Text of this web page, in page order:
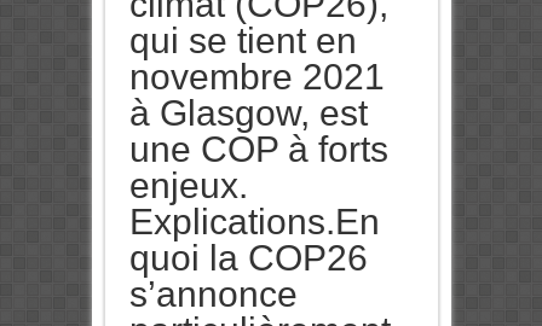
qui se tient en
novembre 2021
à Glasgow, est
une COP à forts
enjeux.
Explications.En
quoi la COP26
s’annonce